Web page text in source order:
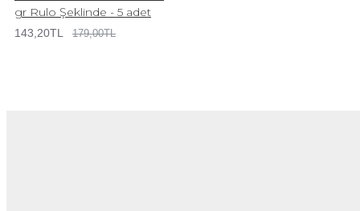
gr Rulo Şeklinde - 5 adet
143,20TL 179,00TL